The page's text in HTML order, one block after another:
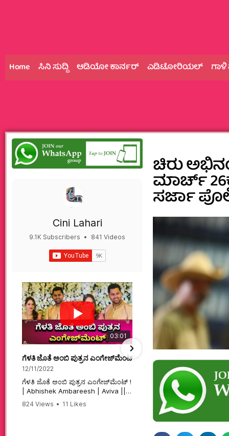
Home ಸಿನಿ ಸುದ್ದಿ ಆಡಿಯೋ ಕಾರ್ನರ್ ಎಡಿಟೋರಿಯಲ್
Cini Lahari
9.1K Subscribers •
841 Videos
03:01
ಗೆಳತಿ ಜೊತೆ ಅಂಬಿ ಪುತ್ರನ ಎಂಗೇಜ್‌ಮೆಂಟ್ ! | Abhishek Ambareesh |
12/11/2022
ಗೆಳತಿ ಜೊತೆ ಅಂಬಿ ಪುತ್ರನ ಎಂಗೇಜ್‌ಮೆಂಟ್ !
| Abhishek Ambareesh | Aviva ||
824 Views • 11 Likes
ಮಗನಿಗಾಗಿಯೇ ಸಿನಿಮಾ
12/6/2022
ಮಗನಿಗಾಗಿಯೇ ಸಿನಿಮಾ
ಮಹಾತಾಯಿ! |
#karnataka
#sandalwood
74 Views 2 Likes
ಚಿರು
ಮಾರ್ಚ್‌
ಸರ್ಜಾ